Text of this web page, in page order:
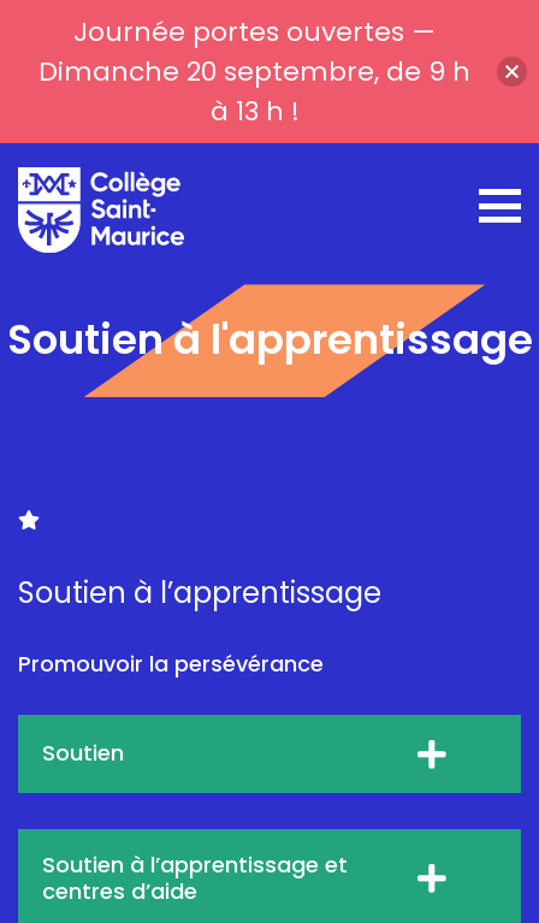
Soutien à l'apprentissage
Soutien à l’apprentissage
Promouvoir la persévérance
Soutien
Soutien à l’apprentissage et
centres d’aide
Journée portes ouvertes —
Dimanche 20 septembre, de 9 h
à 13 h !